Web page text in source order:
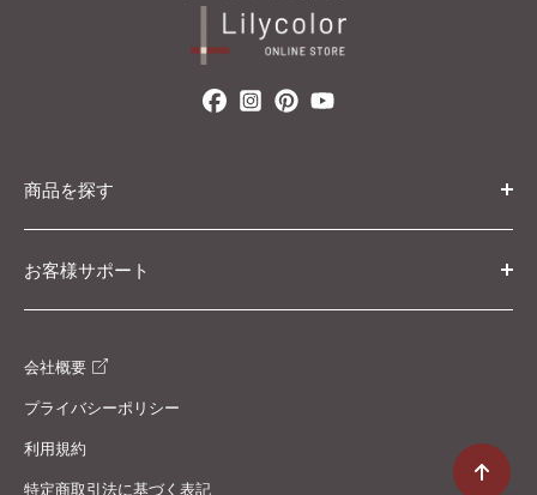
商品を探す
お客様サポート
ご利用ガイド
返金・交換について
会社概要
プライバシーポリシー
利用規約
特定商取引法に基づく表記